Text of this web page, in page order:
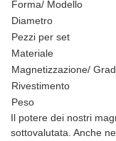
Forma/ Modello
Diametro
Pezzi per set
Materiale
Magnetizzazione/
Rivestimento
Peso
Il potere dei nostri
sottovalutata. Anche